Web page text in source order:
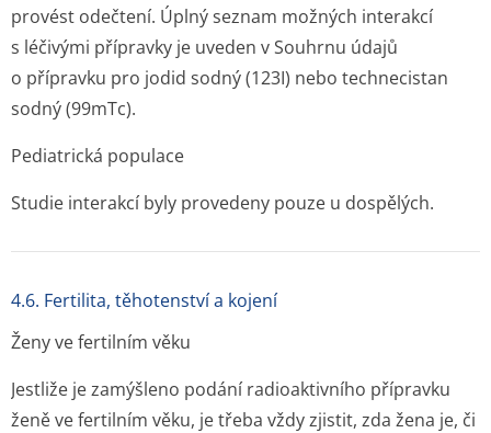
provést odečtení. Úplný seznam možných interakcí
s léčivými přípravky je uveden v Souhrnu údajů
o přípravku pro jodid sodný (123I) nebo technecistan
sodný (99mTc).
Pediatrická populace
Studie interakcí byly provedeny pouze u dospělých.
4.6. Fertilita, těhotenství a kojení
Ženy ve fertilním věku
Jestliže je zamýšleno podání radioaktivního přípravku
ženě ve fertilním věku, je třeba vždy zjistit, zda žena je, či